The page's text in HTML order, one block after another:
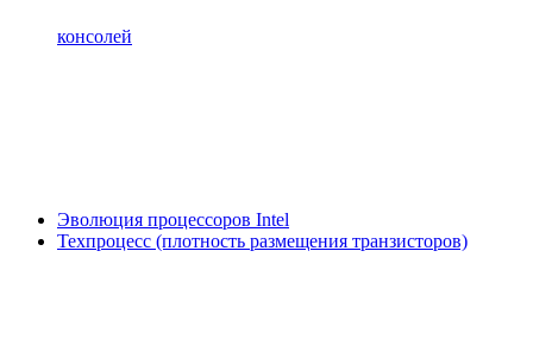
консолей
Эволюция процессоров Intel
Техпроцесс (плотность размещения транзисторов)